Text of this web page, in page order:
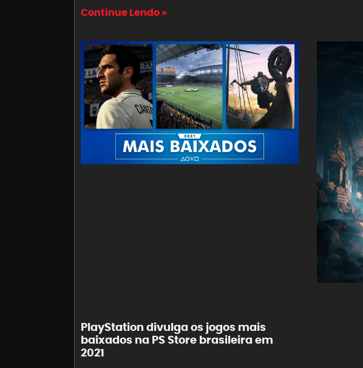
Continue Lendo »
PlayStation divulga os jogos mais
baixados na PS Store brasileira em
2021